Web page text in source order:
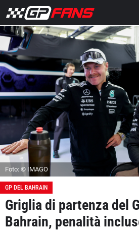
Foto: © IMAGO
GP DEL BAHRAIN
Griglia di partenza del
Bahrain, penalità